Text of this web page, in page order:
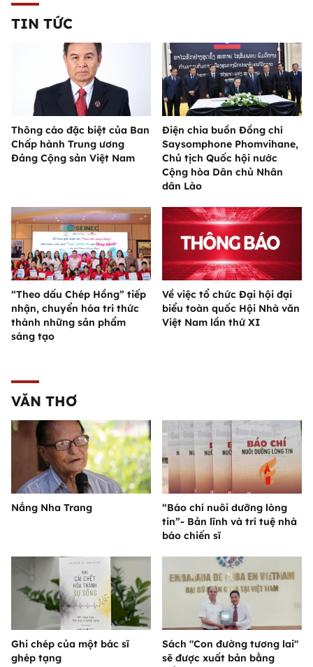
TIN TỨC
Thông cáo đặc biệt của Ban
Chấp hành Trung ương
Đảng Cộng sản Việt Nam
Điện chia buồn Đồng chí
Saysomphone Phomvihane,
Chủ tịch Quốc hội nước
Cộng hòa Dân chủ Nhân
dân Lào
“Theo dấu Chép Hồng” tiếp
nhận, chuyển hóa tri thức
thành những sản phẩm
sáng tạo
Về việc tổ chức Đại hội đại
biểu toàn quốc Hội Nhà văn
Việt Nam lần thứ XI
VĂN THƠ
Nắng Nha Trang
“Báo chí nuôi dưỡng lòng
tin”- Bản lĩnh và trí tuệ nhà
báo chiến sĩ
Ghi chép của một bác sĩ
ghép tạng
Sách "Con đường tương lai"
sẽ được xuất bản bằng